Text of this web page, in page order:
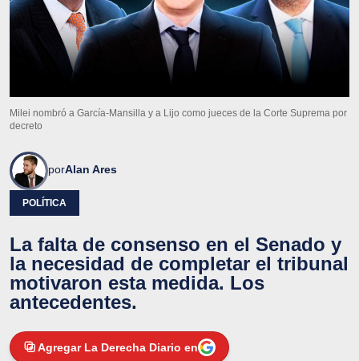
Milei nombró a García-Mansilla y a Lijo como jueces de la Corte Suprema por
decreto
porAlan Ares
POLÍTICA
La falta de consenso en el Senado y
la necesidad de completar el tribunal
motivaron esta medida. Los
antecedentes.
Agregar La Derecha Diario en